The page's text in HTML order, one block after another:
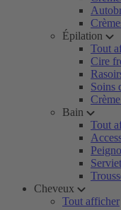
Épilation
Tout
Cire
Soins
Bain
Tout
Cheveux
Tout afficher